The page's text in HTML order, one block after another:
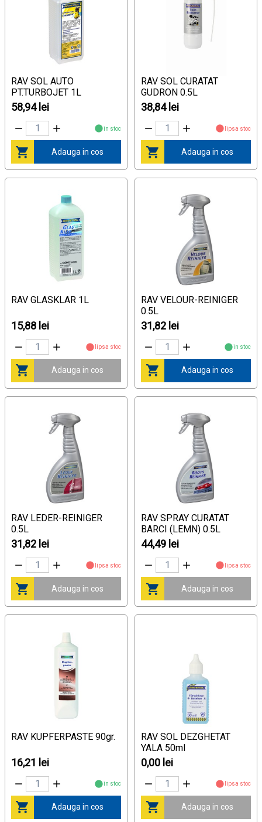
RAV SOL AUTO
PT.TURBOJET 1L
58,94 lei
in stoc
Adauga in cos
RAV SOL CURATAT
GUDRON 0.5L
38,84 lei
lipsa stoc
Adauga in cos
RAV GLASKLAR 1L
15,88 lei
lipsa stoc
Adauga in cos
RAV VELOUR-REINIGER
0.5L
31,82 lei
in stoc
Adauga in cos
RAV LEDER-REINIGER
0.5L
31,82 lei
lipsa stoc
Adauga in cos
RAV SPRAY CURATAT
BARCI (LEMN) 0.5L
44,49 lei
lipsa stoc
Adauga in cos
RAV KUPFERPASTE 90gr.
16,21 lei
in stoc
Adauga in cos
RAV SOL DEZGHETAT
YALA 50ml
0,00 lei
lipsa stoc
Adauga in cos